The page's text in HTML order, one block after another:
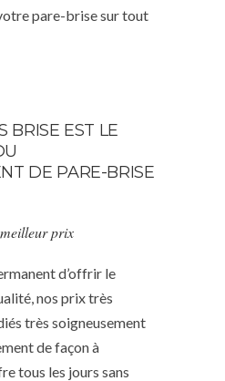
pare-brise sur tout
BRISE EST LE
DE PARE-BRISE
prix
d’offrir le
nos prix très
très soigneusement
de façon à
tous les jours sans